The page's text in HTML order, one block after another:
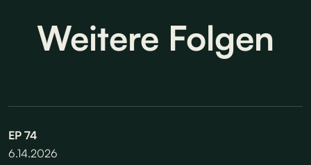
Weitere Folgen
EP 74
6.14.2026